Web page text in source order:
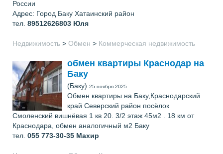
России
Адрес: Город Баку Хатаинский район
тел. 89512626803 Юля
Недвижимость > Обмен > Коммерческая недвижимость
обмен квартиры Краснодар на
Баку
(Баку) 25 ноября 2025
Обмен квартиры на Баку,Краснодарский
край Северский район посёлок
Смоленский вишнёвая 1 кв 20. 3/2 этаж 45м2 . 18 км от
Краснодара, обмен аналогичный м2 Баку
тел. 055 773-30-35 Махир